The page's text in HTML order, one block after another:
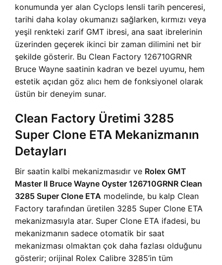
konumunda yer alan Cyclops lensli tarih penceresi,
tarihi daha kolay okumanızı sağlarken, kırmızı veya
yeşil renkteki zarif GMT ibresi, ana saat ibrelerinin
üzerinden geçerek ikinci bir zaman dilimini net bir
şekilde gösterir. Bu Clean Factory 126710GRNR
Bruce Wayne saatinin kadran ve bezel uyumu, hem
estetik açıdan göz alıcı hem de fonksiyonel olarak
üstün bir deneyim sunar.
Clean Factory Üretimi 3285
Super Clone ETA Mekanizmanın
Detayları
Bir saatin kalbi mekanizmasıdır ve Rolex GMT
Master II Bruce Wayne Oyster 126710GRNR Clean
3285 Super Clone ETA modelinde, bu kalp Clean
Factory tarafından üretilen 3285 Super Clone ETA
mekanizmasıyla atar. Super Clone ETA ifadesi, bu
mekanizmanın sadece otomatik bir saat
mekanizması olmaktan çok daha fazlası olduğunu
gösterir; orijinal Rolex Calibre 3285’in tüm